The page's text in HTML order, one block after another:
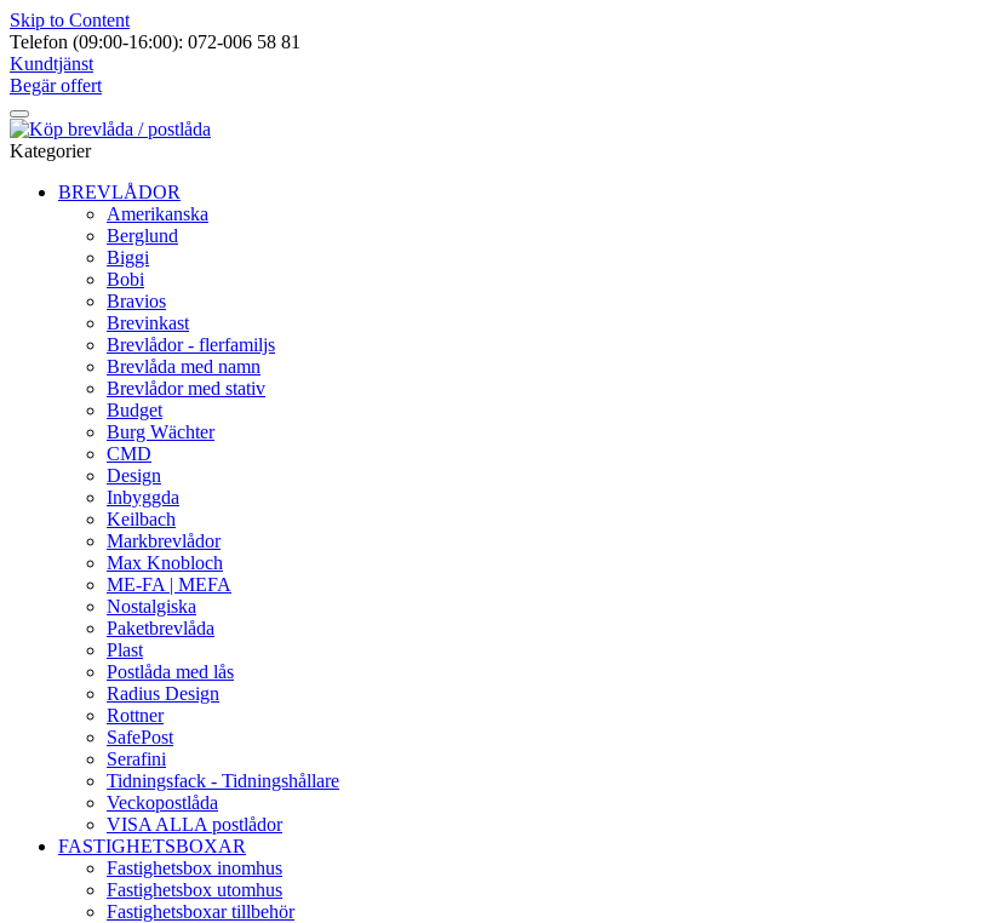
Skip to Content
Telefon (09:00-16:00): 072-006 58 81
Kundtjänst
Begär offert
Kategorier
BREVLÅDOR
Amerikanska
Berglund
Biggi
Bobi
Bravios
Brevinkast
Brevlådor - flerfamiljs
Brevlåda med namn
Brevlådor med stativ
Budget
Burg Wächter
CMD
Design
Inbyggda
Keilbach
Markbrevlådor
Max Knobloch
ME-FA | MEFA
Nostalgiska
Paketbrevlåda
Plast
Postlåda med lås
Radius Design
Rottner
SafePost
Serafini
Tidningsfack - Tidningshållare
Veckopostlåda
VISA ALLA postlådor
FASTIGHETSBOXAR
Fastighetsbox inomhus
Fastighetsbox utomhus
Fastighetsboxar tillbehör